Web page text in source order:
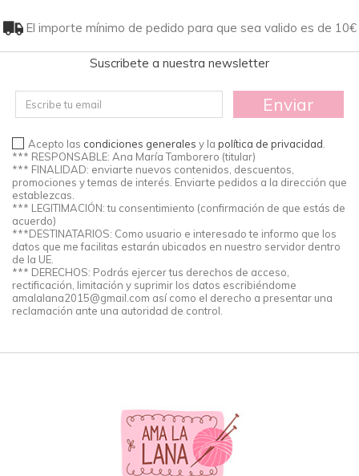
El importe mínimo de pedido para que sea valido es de 10€
Suscribete a nuestra newsletter
Enviar
Acepto las condiciones generales y la política de privacidad
*** RESPONSABLE: Ana María Tamborero (titular)
*** FINALIDAD: enviarte nuevos contenidos, descuentos,
promociones y temas de interés. Enviarte pedidos a la dirección que
establezcas.
*** LEGITIMACIÓN: tu consentimiento (confirmación de que estás de
acuerdo)
***DESTINATARIOS: Como usuario e interesado te informo que los
datos que me facilitas estarán ubicados en nuestro servidor dentro
de la UE.
*** DERECHOS: Podrás ejercer tus derechos de acceso,
rectificación, limitación y suprimir los datos escribiéndome
amalalana2015@gmail.com así como el derecho a presentar una
reclamación ante una autoridad de control.